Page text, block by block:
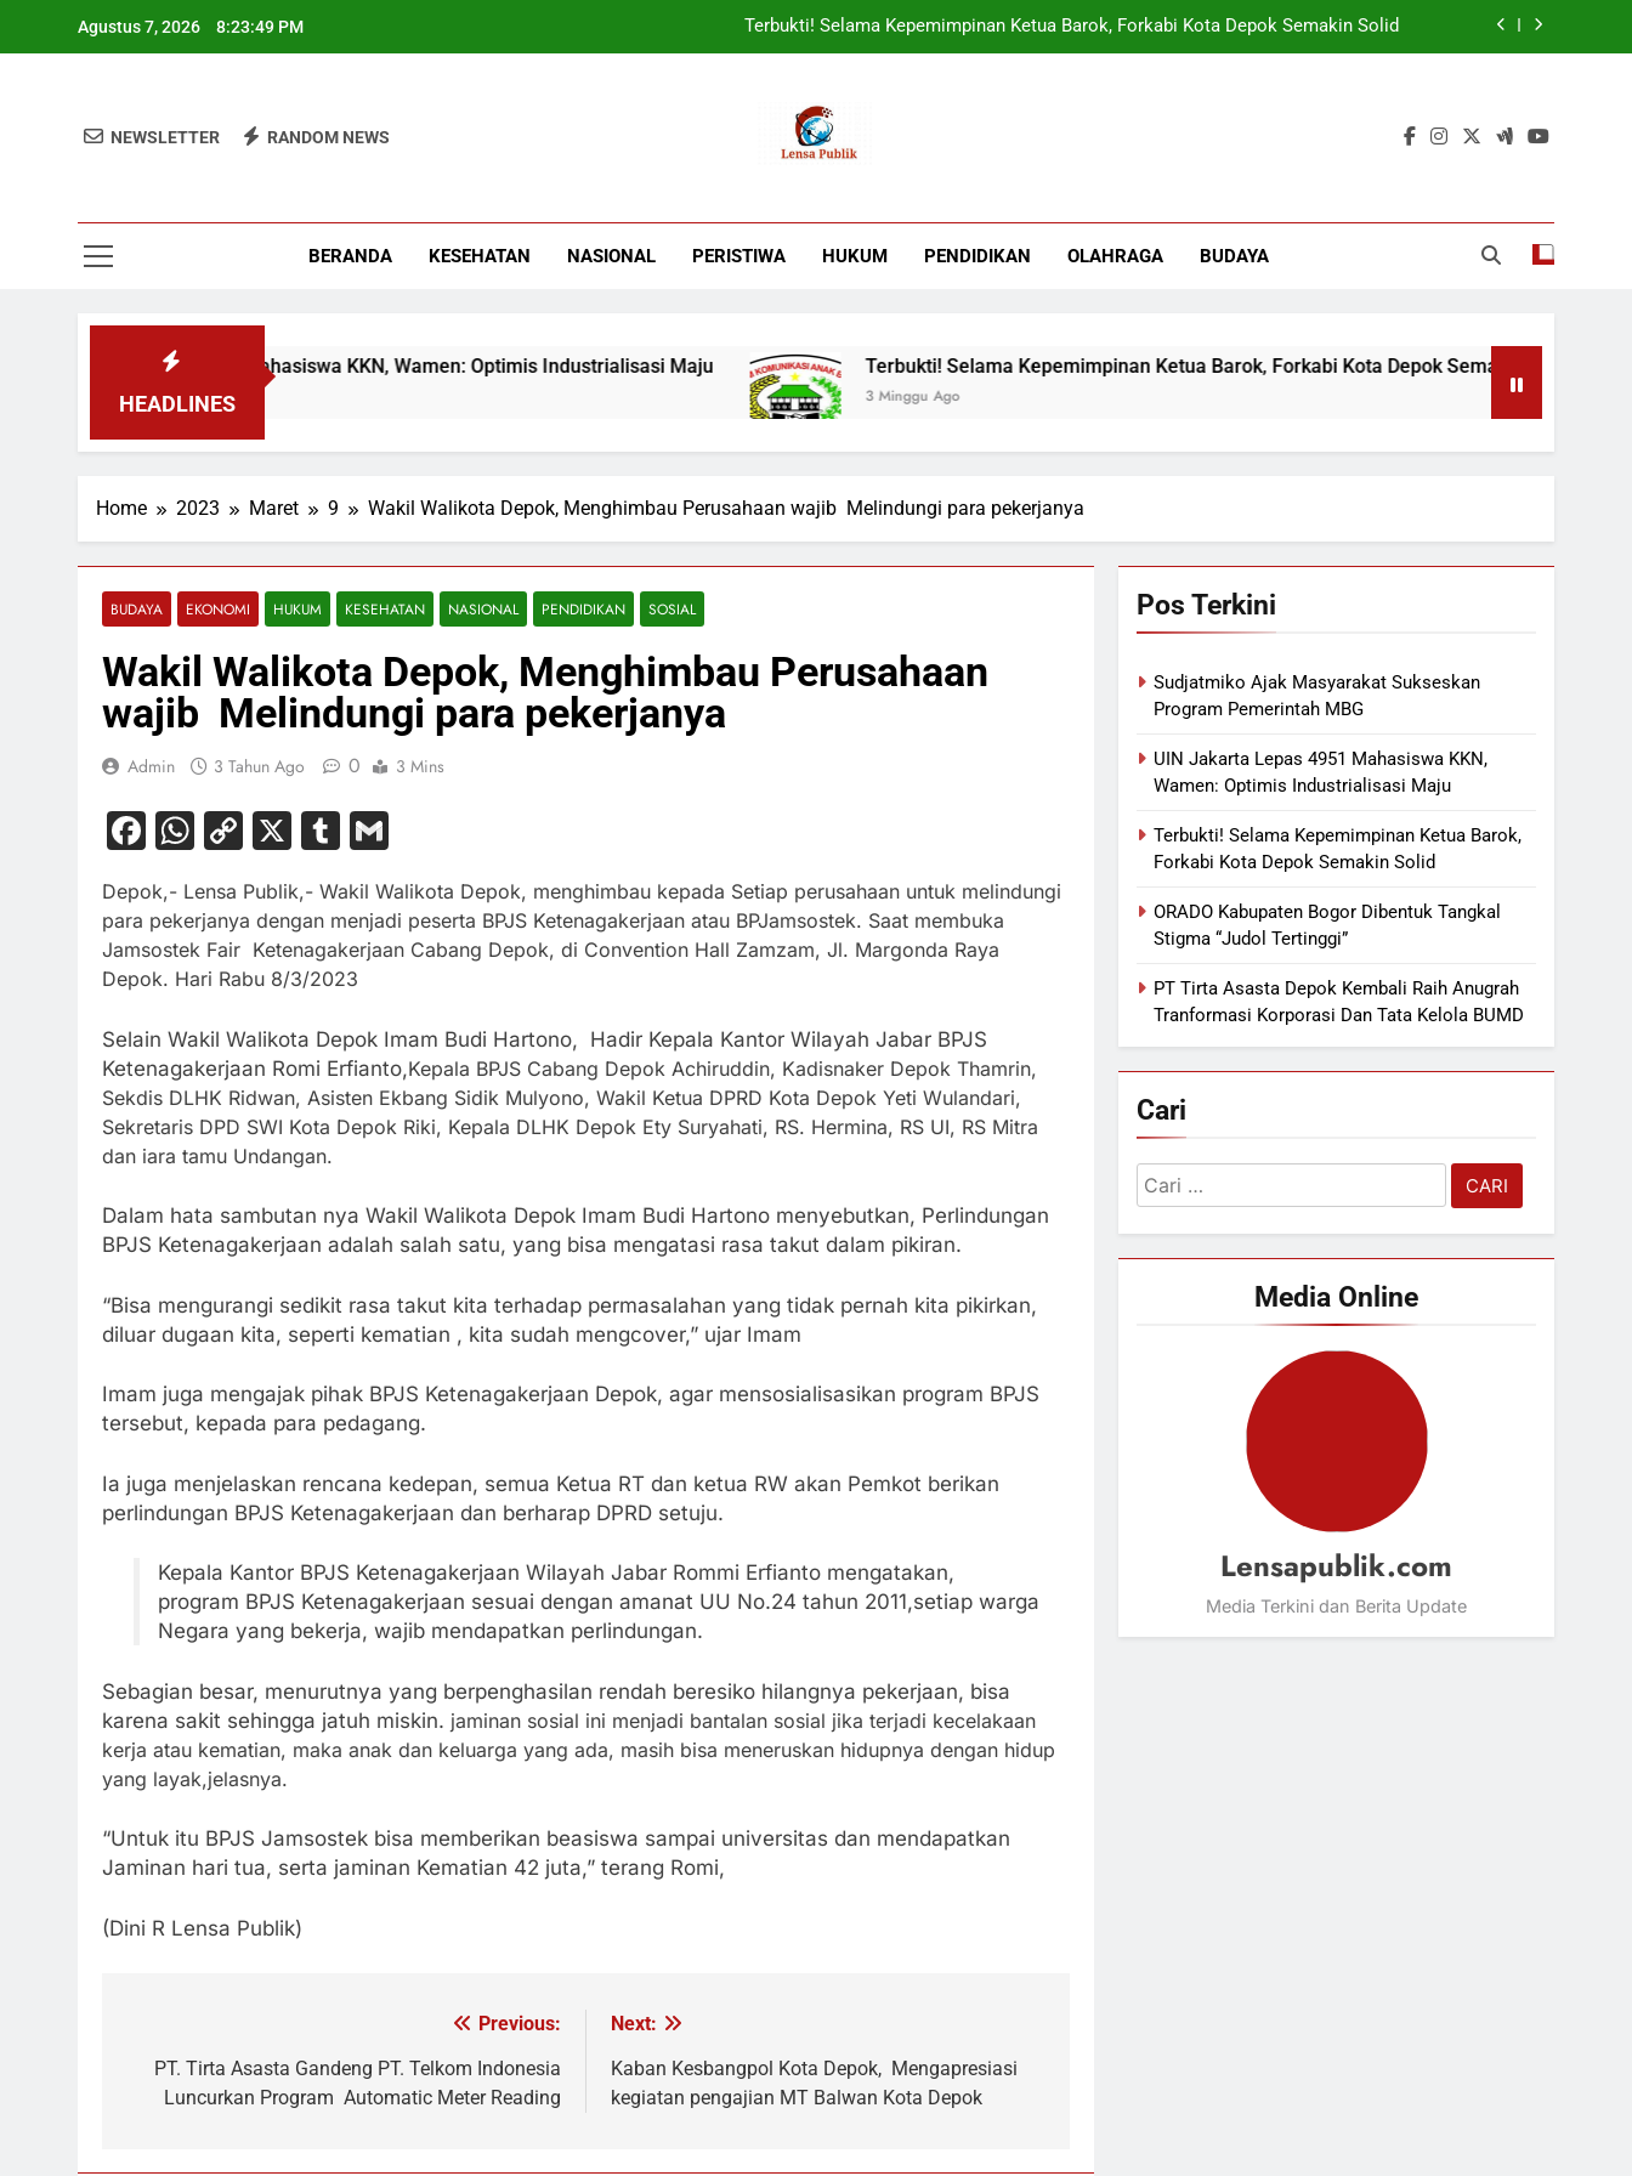
Agustus 7, 2026 8:23:49 PM Terbukti! Selama Kepemimpinan Ketua Barok, Forkabi Kota Depok Semakin Solid
NEWSLETTER RANDOM NEWS
BERANDA KESEHATAN NASIONAL PERISTIWA HUKUM PENDIDIKAN OLAHRAGA BUDAYA
HEADLINES
Jakarta Lepas 4951 Mahasiswa KKN, Wamen: Optimis Industrialisasi Maju Terbukti! Selama Kepemimpinan Ketua Barok, Forkabi Kota Depok Semakin Solid
3 Minggu Ago
Home 2023 Maret 9 Wakil Walikota Depok, Menghimbau Perusahaan wajib Melindungi para pekerjanya
BUDAYA EKONOMI HUKUM KESEHATAN NASIONAL PENDIDIKAN SOSIAL
Wakil Walikota Depok, Menghimbau Perusahaan
wajib Melindungi para pekerjanya
Admin 3 Tahun Ago 0 3 Mins
Facebook
WhatsApp
Copy
X Tumblr
Depok,- Lensa Publik,- Wakil Walikota Depok, menghimbau kepada Setiap perusahaan untuk melindungi
para pekerjanya dengan menjadi peserta BPJS Ketenagakerjaan atau BPJamsostek. Saat membuka
Jamsostek Fair Ketenagakerjaan Cabang Depok, di Convention Hall Zamzam, Jl. Margonda Raya
Depok. Hari Rabu 8/3/2023
Selain Wakil Walikota Depok Imam Budi Hartono, Hadir Kepala Kantor Wilayah Jabar BPJS
Ketenagakerjaan Romi Erfianto,Kepala BPJS Cabang Depok Achiruddin, Kadisnaker Depok Thamrin,
Sekdis DLHK Ridwan, Asisten Ekbang Sidik Mulyono, Wakil Ketua DPRD Kota Depok Yeti Wulandari,
Sekretaris DPD SWI Kota Depok Riki, Kepala DLHK Depok Ety Suryahati, RS. Hermina, RS UI, RS Mitra
dan iara tamu Undangan.
Dalam hata sambutan nya Wakil Walikota Depok Imam Budi Hartono menyebutkan, Perlindungan
BPJS Ketenagakerjaan adalah salah satu, yang bisa mengatasi rasa takut dalam pikiran.
“Bisa mengurangi sedikit rasa takut kita terhadap permasalahan yang tidak pernah kita pikirkan,
diluar dugaan kita, seperti kematian , kita sudah mengcover,” ujar Imam
Imam juga mengajak pihak BPJS Ketenagakerjaan Depok, agar mensosialisasikan program BPJS
tersebut, kepada para pedagang.
Ia juga menjelaskan rencana kedepan, semua Ketua RT dan ketua RW akan Pemkot berikan
perlindungan BPJS Ketenagakerjaan dan berharap DPRD setuju.
Kepala Kantor BPJS Ketenagakerjaan Wilayah Jabar Rommi Erfianto mengatakan,
program BPJS Ketenagakerjaan sesuai dengan amanat UU No.24 tahun 2011,setiap warga
Negara yang bekerja, wajib mendapatkan perlindungan.
Sebagian besar, menurutnya yang berpenghasilan rendah beresiko hilangnya pekerjaan, bisa
karena sakit sehingga jatuh miskin. jaminan sosial ini menjadi bantalan sosial jika terjadi kecelakaan
kerja atau kematian, maka anak dan keluarga yang ada, masih bisa meneruskan hidupnya dengan hidup
yang layak,jelasnya.
“Untuk itu BPJS Jamsostek bisa memberikan beasiswa sampai universitas dan mendapatkan
Jaminan hari tua, serta jaminan Kematian 42 juta,” terang Romi,
(Dini R Lensa Publik)
pos
Previous:
PT. Tirta Asasta Gandeng PT. Telkom Indonesia
Luncurkan Program Automatic Meter Reading
Next:
Kaban Kesbangpol Kota Depok, Mengapresiasi
kegiatan pengajian MT Balwan Kota Depok
Pos Terkini
Sudjatmiko Ajak Masyarakat Sukseskan
Program Pemerintah MBG
UIN Jakarta Lepas 4951 Mahasiswa KKN,
Wamen: Optimis Industrialisasi Maju
Terbukti! Selama Kepemimpinan Ketua Barok,
Forkabi Kota Depok Semakin Solid
ORADO Kabupaten Bogor Dibentuk Tangkal
Stigma “Judol Tertinggi”
PT Tirta Asasta Depok Kembali Raih Anugrah
Tranformasi Korporasi Dan Tata Kelola BUMD
Cari
Cari
untuk:
Media Online
Lensapublik.com
Media Terkini dan Berita Update